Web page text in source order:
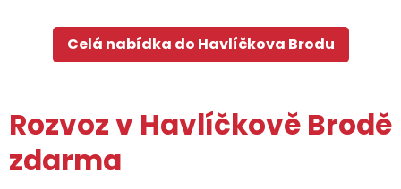
Celá nabídka do Havlíčkova Brodu
Rozvoz v Havlíčkově Brodě
zdarma